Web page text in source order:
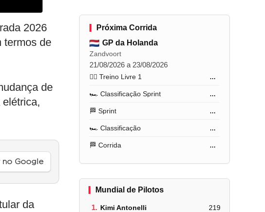
2026
termos de
de
no Google
da
Próxima Corrida
GP da Holanda
Zandvoort
21/08/2026 a 23/08/2026
🏋️‍♂️ Treino Livre 1 ...
🏎️ Classificação Sprint ...
🏁 Sprint ...
🏎️ Classificação ...
🏁 Corrida ...
Mundial de Pilotos
1. Kimi Antonelli 219